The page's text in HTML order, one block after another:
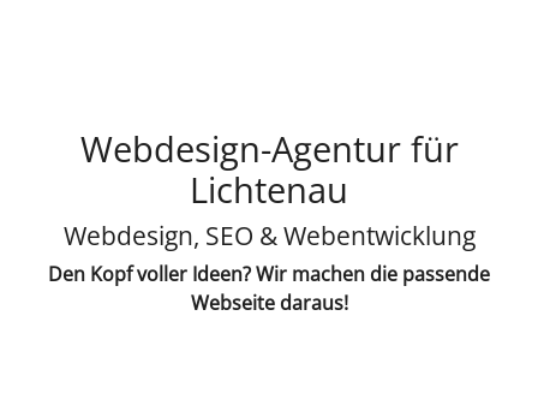
Webdesign-Agentur für
Lichtenau
Webdesign, SEO & Webentwicklung
Den Kopf voller Ideen? Wir machen die passende
Webseite daraus!